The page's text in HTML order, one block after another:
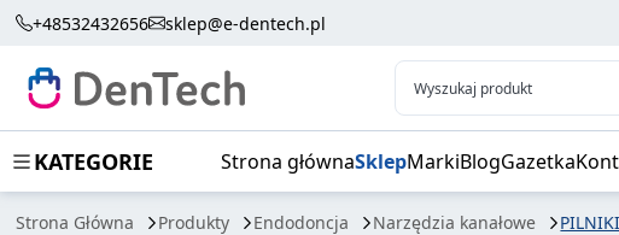
+48532432656 sklep@e-dentech.pl
Wyszukaj produkt
KATEGORIE Strona głównaSklepMarkiBlogGazetka
Strona Główna Produkty Endodoncja Narzędzia kanałowe
PILNIKI K-FLEXOFILE 31MM 6SZT